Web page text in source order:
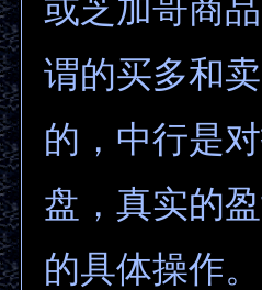
或芝加哥商
谓的买多和
的，中行是
盘，真实的
的具体操作。